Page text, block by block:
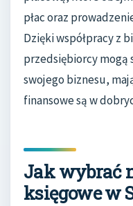
płac oraz
Dzięki współpracy z
przedsiębiorcy mogą
swojego biznesu,
finansowe są w
Jak wybrać
księgowe w